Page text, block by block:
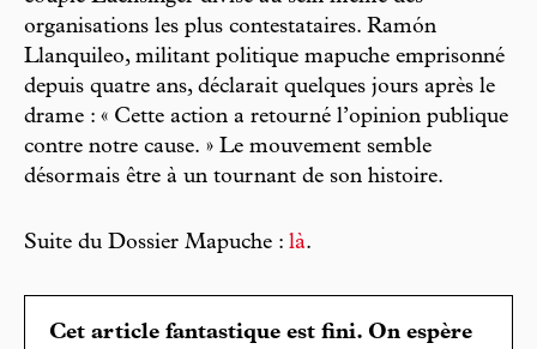
organisations les plus contestataires. Ramón
Llanquileo, militant politique mapuche emprisonné
depuis quatre ans, déclarait quelques jours après le
drame : « Cette action a retourné l’opinion publique
contre notre cause. » Le mouvement semble
désormais être à un tournant de son histoire.
Suite du Dossier Mapuche : là.
Cet article fantastique est fini. On espère